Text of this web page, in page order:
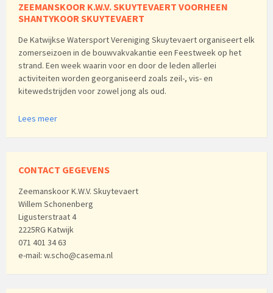
ZEEMANSKOOR K.W.V. SKUYTEVAERT VOORHEEN
SHANTYKOOR SKUYTEVAERT
De Katwijkse Watersport Vereniging Skuytevaert organiseert elk
zomerseizoen in de bouwvakvakantie een Feestweek op het
strand. Een week waarin voor en door de leden allerlei
activiteiten worden georganiseerd zoals zeil-, vis- en
kitewedstrijden voor zowel jong als oud.
Lees meer
CONTACT GEGEVENS
Zeemanskoor K.W.V. Skuytevaert
Willem Schonenberg
Ligusterstraat 4
2225RG Katwijk
071 401 34 63
e-mail: w.scho@casema.nl